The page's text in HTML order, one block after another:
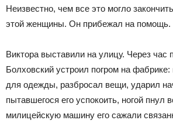
Неизвестно, чем все это могло
этой женщины. Он прибежал на помощь.
Виктора выставили на улицу. Через час
Болховский устроил погром на
для одежды, разбросал вещи, ударил
пытавшегося его успокоить, ногой пнул
милицейскую машину его сажали